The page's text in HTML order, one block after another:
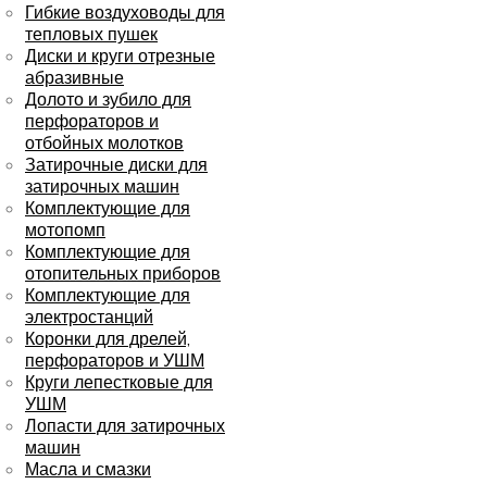
Гибкие воздуховоды для
тепловых пушек
Диски и круги отрезные
абразивные
Долото и зубило для
перфораторов и
отбойных молотков
Затирочные диски для
затирочных машин
Комплектующие для
мотопомп
Комплектующие для
отопительных приборов
Комплектующие для
электростанций
Коронки для дрелей,
перфораторов и УШМ
Круги лепестковые для
УШМ
Лопасти для затирочных
машин
Масла и смазки